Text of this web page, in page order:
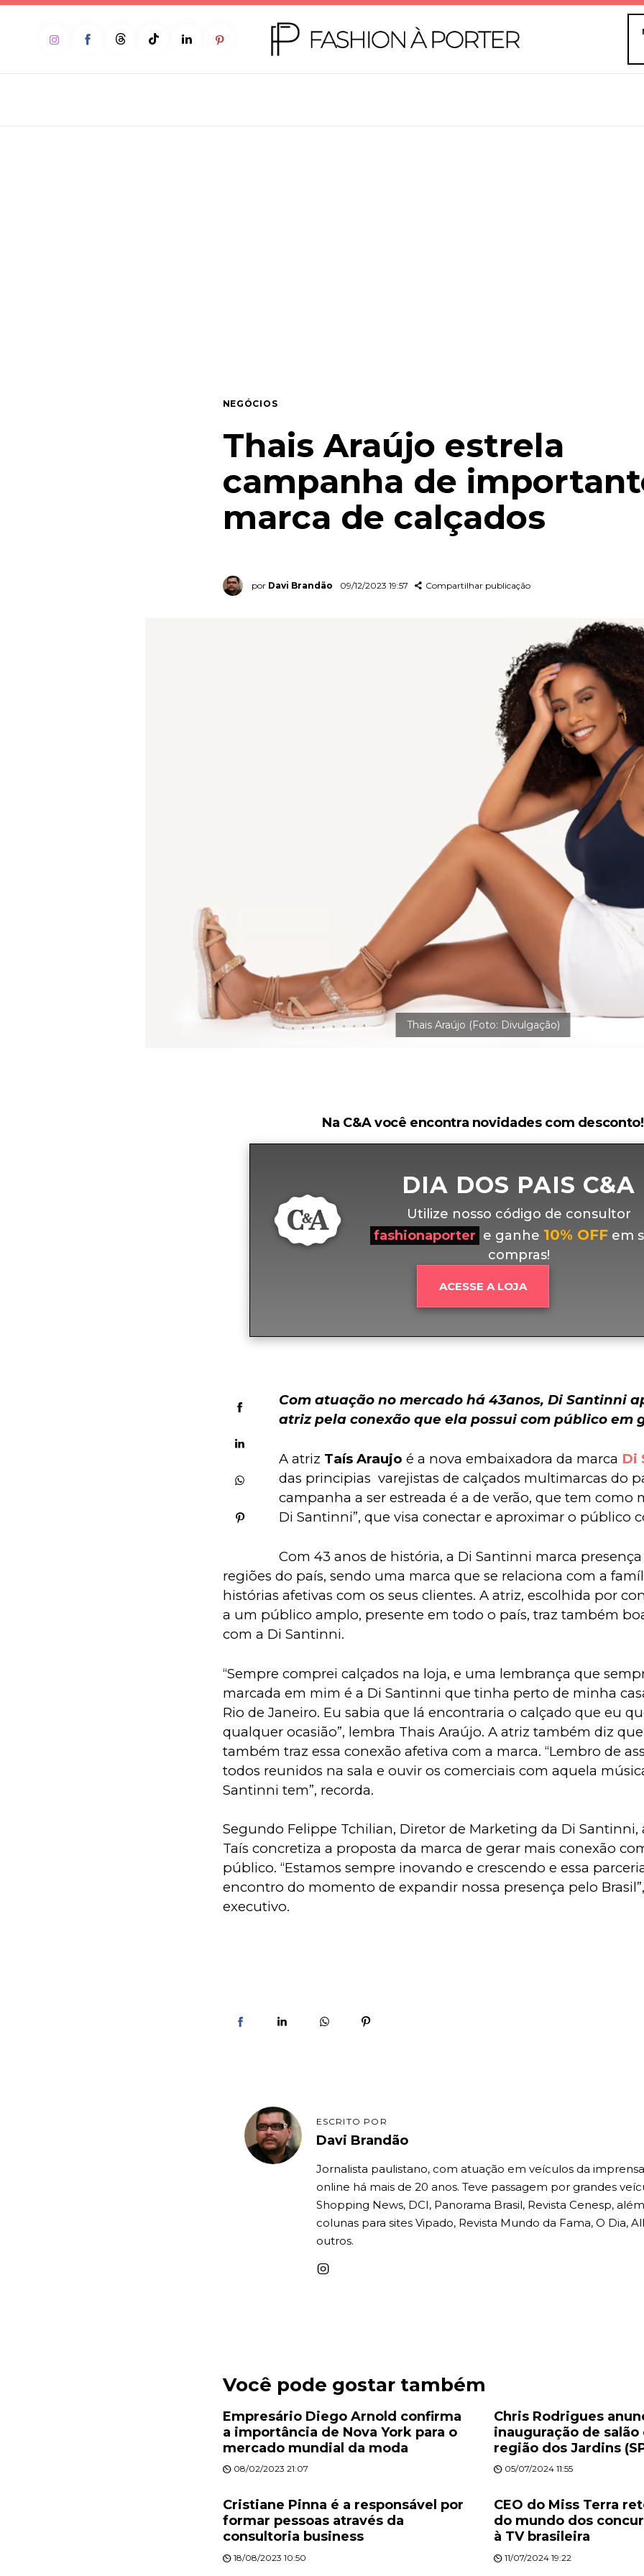
NEGÓCIOS
Thais Araújo estrela
campanha de
marca de calçados
por Davi Brandão 09/12/2023 19:57 Compartilhar publicação
Na C&A você encontra novidades com desconto!
DIA DOS PAIS C&A
Utilize nosso código de consultor
fashionaporter e ganhe 10% OFFem
compras!
ACESSE A LOJA
Com atuação no mercado há 43anos, Di Santinni
atriz pela conexão que ela possui com público em
A atriz Taís Araujo é a nova embaixadora da marca Di
das principias  varejistas de calçados multimarcas do
campanha a ser estreada é a de verão, que tem como
Di Santinni”, que visa conectar e aproximar o público
Com 43 anos de história, a Di Santinni marca
regiões do país, sendo uma marca que se relaciona com a
histórias afetivas com os seus clientes. A atriz, escolhida por
a um público amplo, presente em todo o país, traz também
com a Di Santinni.
“Sempre comprei calçados na loja, e uma lembrança que
marcada em mim é a Di Santinni que tinha perto de minha
Rio de Janeiro. Eu sabia que lá encontraria o calçado que eu
qualquer ocasião”, lembra Thais Araújo. A atriz também diz
também traz essa conexão afetiva com a marca. “Lembro de
todos reunidos na sala e ouvir os comerciais com aquela
Santinni tem”, recorda.
Segundo Felippe Tchilian, Diretor de Marketing da Di
Taís concretiza a proposta da marca de gerar mais conexão
público. “Estamos sempre inovando e crescendo e essa
encontro do momento de expandir nossa presença pelo
executivo.
ESCRITO POR
Davi Brandão
Jornalista paulistano, com atuação em veículos da
online há mais de 20 anos. Teve passagem por grandes
Shopping News, DCI, Panorama Brasil, Revista Cenesp,
colunas para sites Vipado, Revista Mundo da Fama, O Dia,
outros.
Você pode gostar também
Empresário Diego Arnold confirma
a importância de Nova York para o
mercado mundial da moda
08/02/2023 21:07
Chris Rodrigues
inauguração de salão
região dos Jardins
05/07/2024 11:55
Cristiane Pinna é a responsável por
formar pessoas através da
consultoria business
18/08/2023 10:50
CEO do Miss Terra
do mundo dos
à TV brasileira
11/07/2024 19:22